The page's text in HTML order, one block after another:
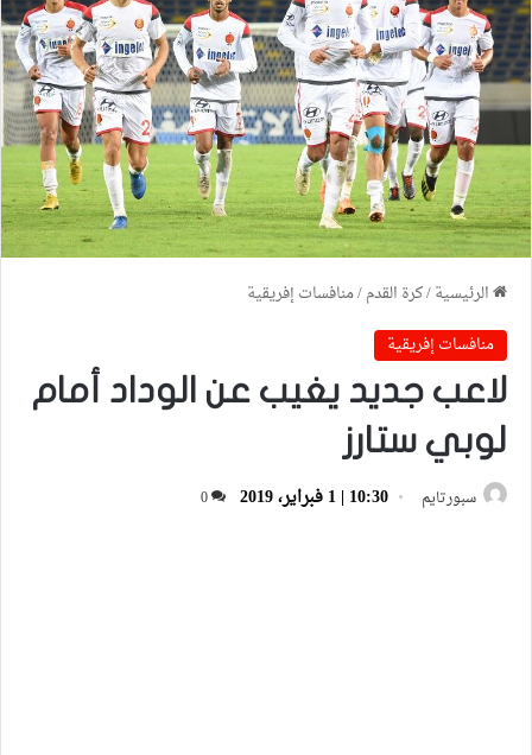
الرئيسية/كرة القدم/منافسات إفريقية
منافسات إفريقية
لاعب جديد يغيب عن الوداد أمام
لوبي ستارز
سبورتايم 10:30 | 1 فبراير، 2019 0